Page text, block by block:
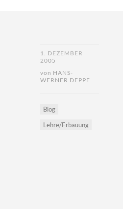
1. DEZEMBER
2005
von HANS-
WERNER DEPPE
Blog
Lehre/Erbauung